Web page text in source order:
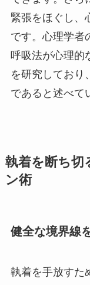
緊張をほぐし、
です。心理学者
呼吸法が心理的
を研究しており
であると述べて
執着を断ち切
ン術
健全な境界線
執着を手放すた